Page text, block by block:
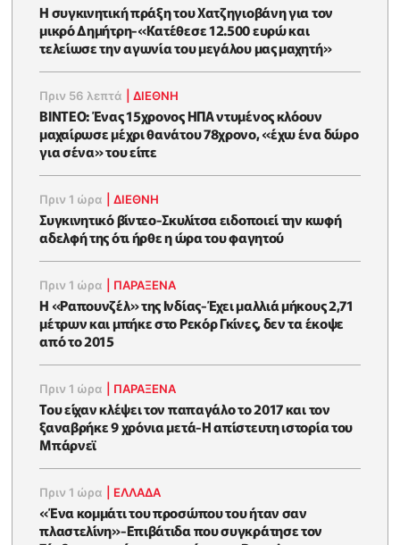
Η συγκινητική πράξη του Χατζηγιοβάνη για τον
μικρό Δημήτρη-«Κατέθεσε 12.500 ευρώ και
τελείωσε την αγωνία του μεγάλου μας μαχητή»
Πριν 56 λεπτά |ΔΙΕΘΝΗ
ΒΙΝΤΕΟ: Ένας 15χρονος ΗΠΑ ντυμένος κλόουν
μαχαίρωσε μέχρι θανάτου 78χρονο, «έχω ένα δώρο
για σένα» του είπε
Πριν 1 ώρα |ΔΙΕΘΝΗ
Συγκινητικό βίντεο-Σκυλίτσα ειδοποιεί την κωφή
αδελφή της ότι ήρθε η ώρα του φαγητού
Πριν 1 ώρα ΠΑΡΑΞΕΝΑ
Η «Ραπουνζέλ» της Ινδίας-Έχει μαλλιά μήκους 2,71
μέτρων και μπήκε στο Ρεκόρ Γκίνες, δεν τα έκοψε
από το 2015
Πριν 1 ώρα ΠΑΡΑΞΕΝΑ
Του είχαν κλέψει τον παπαγάλο το 2017 και τον
ξαναβρήκε 9 χρόνια μετά-Η απίστευτη ιστορία του
Μπάρνεϊ
Πριν 1 ώρα ΕΛΛΑΔΑ
«Ένα κομμάτι του προσώπου του ήταν σαν
πλαστελίνη»-Επιβάτιδα που συγκράτησε τον